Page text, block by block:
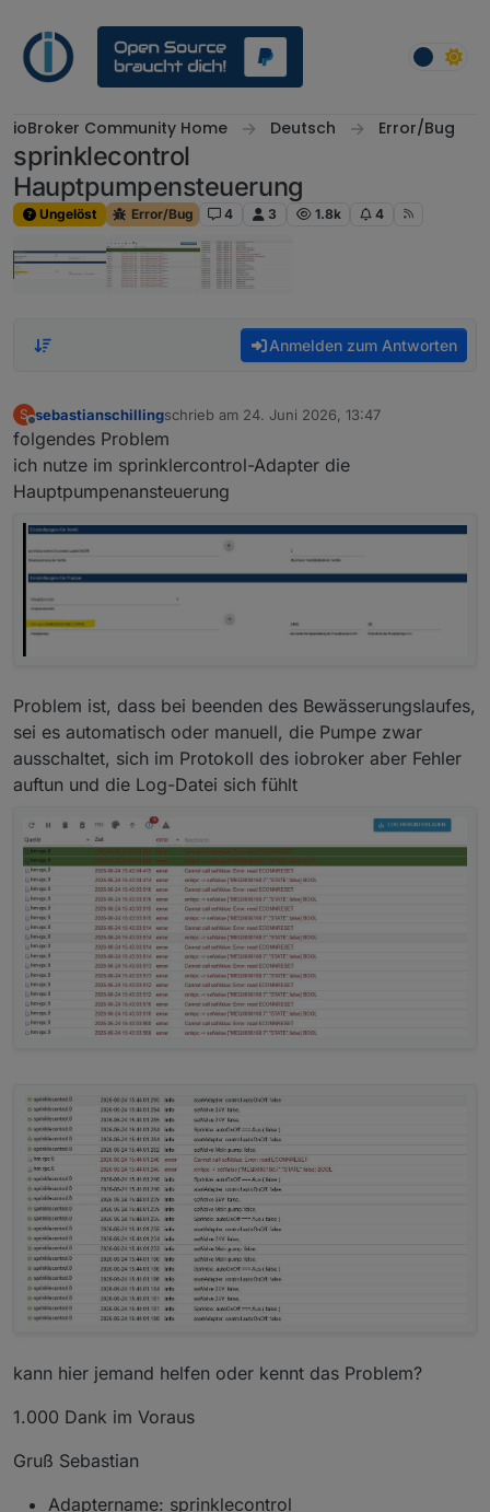
ioBroker Community Home Deutsch Error/Bug
sprinklecontrol
Hauptpumpensteuerung
Ungelöst Error/Bug 4 3 1.8k 4
Anmelden zum Antworten
S
Offline
sebastianschillingschrieb am 24. Juni 2026, 13:47
zuletzt editiert von
folgendes Problem
ich nutze im sprinklercontrol-Adapter die
Hauptpumpenansteuerung
Problem ist, dass bei beenden des Bewässerungslaufes,
sei es automatisch oder manuell, die Pumpe zwar
ausschaltet, sich im Protokoll des iobroker aber Fehler
auftun und die Log-Datei sich fühlt
kann hier jemand helfen oder kennt das Problem?
1.000 Dank im Voraus
Gruß Sebastian
Adaptername: sprinklecontrol